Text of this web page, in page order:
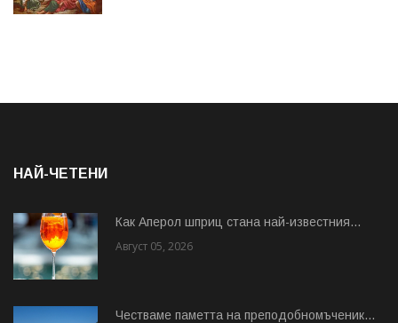
НАЙ-ЧЕТЕНИ
Как Аперол шприц стана най-известния...
Август 05, 2026
Честваме паметта на преподобномъченик...